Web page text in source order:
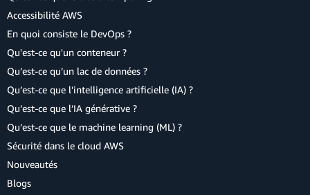
Accessibilité AWS
En quoi consiste le DevOps ?
Qu'est-ce qu'un conteneur ?
Qu’est-ce qu’un lac de données ?
Qu’est-ce que l’intelligence artificielle (IA) ?
Qu’est-ce que l’IA générative ?
Qu’est-ce que le machine learning (ML) ?
Sécurité dans le cloud AWS
Nouveautés
Blogs